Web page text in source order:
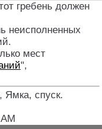
гребень должен
неисполненных
мест
",
Ямка, спуск.